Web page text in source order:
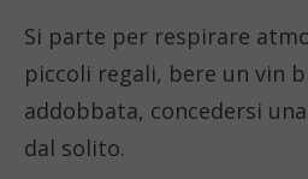
Si parte per respirare
piccoli regali, bere un vin
addobbata, concedersi
dal solito.